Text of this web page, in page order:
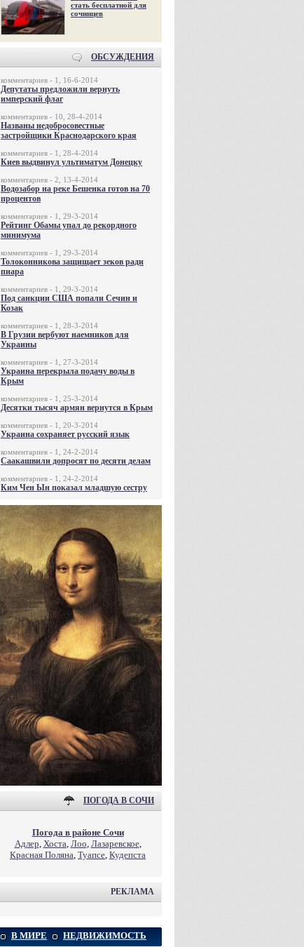
стать бесплатной для
сочинцев
ОБСУЖДЕНИЯ
комментариев - 1, 16-6-2014
Депутаты предложили вернуть
имперский флаг
комментариев - 10, 28-4-2014
Названы недобросовестные
застройщики Краснодарского края
комментариев - 1, 28-4-2014
Киев выдвинул ультиматум Донецку
комментариев - 2, 13-4-2014
Водозабор на реке Бешенка готов на 70
процентов
комментариев - 1, 29-3-2014
Рейтинг Обамы упал до рекордного
минимума
комментариев - 1, 29-3-2014
Толоконникова защищает зеков ради
пиара
комментариев - 1, 29-3-2014
Под санкции США попали Сечин и
Козак
комментариев - 1, 28-3-2014
В Грузии вербуют наемников для
Украины
комментариев - 1, 27-3-2014
Украина перекрыла подачу воды в
Крым
комментариев - 1, 25-3-2014
Десятки тысяч армян вернутся в Крым
комментариев - 1, 20-3-2014
Украина сохраняет русский язык
комментариев - 1, 24-2-2014
Саакашвили допросят по десяти делам
комментариев - 1, 24-2-2014
Ким Чен Ын показал младшую сестру
ПОГОДА В СОЧИ
Погода в районе Сочи
Адлер, Хоста, Лоо, Лазаревское,
Красная Поляна, Туапсе, Кудепста
РЕКЛАМА
В МИРЕ НЕДВИЖИМОСТЬ